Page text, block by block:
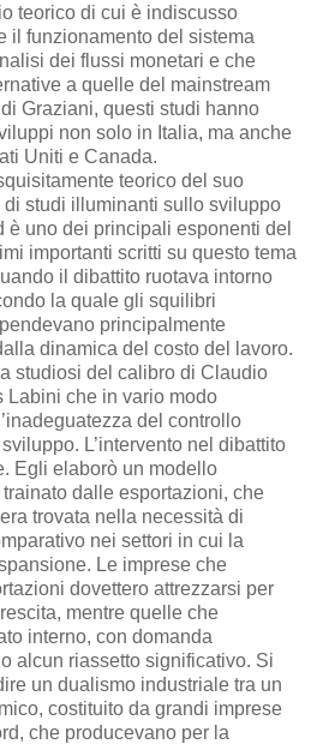
teorico di cui è indiscusso
il funzionamento del sistema
dei flussi monetari e che
a quelle del mainstream
Graziani, questi studi hanno
non solo in Italia, ma anche
Uniti e Canada.
teorico del suo
di studi illuminanti sullo sviluppo
è uno dei principali esponenti del
importanti scritti su questo tema
il dibattito ruotava intorno
la quale gli squilibri
principalmente
dinamica del costo del lavoro.
studiosi del calibro di Claudio
Labini che in vario modo
del controllo
L’intervento nel dibattito
Egli elaborò un modello
dalle esportazioni, che
trovata nella necessità di
nei settori in cui la
Le imprese che
dovettero attrezzarsi per
mentre quelle che
interno, con domanda
alcun riassetto significativo. Si
un dualismo industriale tra un
costituito da grandi imprese
che producevano per la